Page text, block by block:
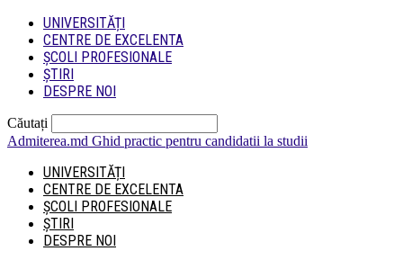
UNIVERSITĂȚI
CENTRE DE EXCELENTA
ȘCOLI PROFESIONALE
ȘTIRI
DESPRE NOI
Căutați
Admiterea.md Ghid practic pentru candidatii la studii
UNIVERSITĂȚI
CENTRE DE EXCELENTA
ȘCOLI PROFESIONALE
ȘTIRI
DESPRE NOI